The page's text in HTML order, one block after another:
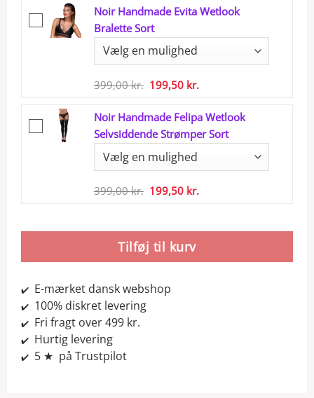
Noir Handmade Evita Wetlook
Bralette Sort
399,00kr. Den
pris
var:
399,00 kr..
199,50 kr.
pris
er:
Noir Handmade Felipa Wetlook
Selvsiddende Strømper Sort
399,00kr. Den
var:
199,50 kr.Den
Tilføj til kurv
✔️E-mærket dansk webshop
✔️100% diskret levering
✔️Fri fragt over 499 kr.
✔️Hurtig levering
✔️5 ★ på Trustpilot